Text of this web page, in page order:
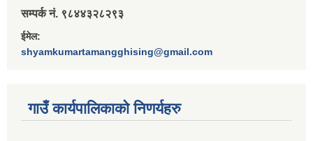
सम्पर्क नं. ९८४४३२८२९३
ईमेल:
shyamkumartamangghising@gmail.com
गाउँ कार्यपालिकाकाे निणर्यहरु